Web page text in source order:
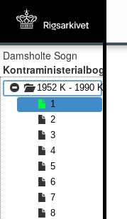
Damsholte Sogn
Kontraministerialbog
1952 K - 1990 K
1
2
3
4
5
6
7
8